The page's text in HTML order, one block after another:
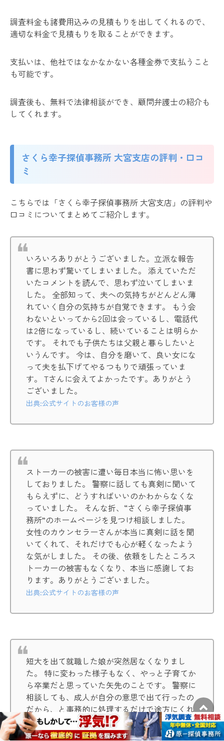
調査料金も諸費用込みの見積もりを出してくれるので、
適切な料金で見積もりを取ることができます。
支払いは、他社ではなかなかない各種金券で支払うこと
も可能です。
調査後も、無料で法律相談ができ、顧問弁護士の紹介も
してくれます。
さくら幸子探偵事務所 大宮支店の評判・口コ
ミ
こちらでは「さくら幸子探偵事務所 大宮支店」の評判や
口コミについてまとめてご紹介します。
いろいろありがとうございました。立派な報告
書に思わず驚いてしまいました。 添えていただ
いたコメントを読んで、思わず泣いてしまいま
した。 全部知って、夫への気持ちがどんどん薄
れていく自分の気持ちが自覚できます。 もう会
わないといってから2回は会っているし、電話代
は2倍になっているし、続いていることは明らか
です。 それでも子供たちは父親と暮らしたいと
いうんです。 今は、自分を磨いて、良い女にな
って夫を払下げてやるつもりで頑張っていま
す。 Tさんに会えてよかったです。ありがとう
ございました。
出典:公式サイトのお客様の声
ストーカーの被害に遭い毎日本当に怖い思いを
しておりました。 警察に話しても真剣に聞いて
もらえずに、どうすればいいのかわからなくな
っていました。 そんな折、“さくら幸子探偵事
務所”のホームページを見つけ相談しました。
女性のカウンセラーさんが本当に真剣に話を聞
いてくれて、それだけでも心が軽くなったよう
な気がしました。 その後、依頼をしたところス
トーカーの被害もなくなり、本当に感謝してお
ります。ありがとうございました。
出典:公式サイトのお客様の声
短大を出て就職した娘が突然居なくなりまし
た。 特に変わった様子もなく、やっと子育てか
ら卒業だと思っていた矢先のことです。 警察に
相談しても、成人が自分の意思で出て行ったの
だから、と事務的に処理するだけで途方にくれ
ていました。 知人に調査会社にお願いしたら？
といわれ、こちらに相談したところ、親身にな